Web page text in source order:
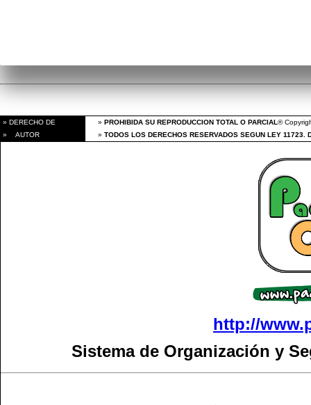
» DERECHO DE » PROHIBIDA SU REPRODUCCION TOTAL O PARCIAL®
» AUTOR
» TODOS LOS DERECHOS RESERVADOS SEGUN LEY
http://
Sistema de Organización y